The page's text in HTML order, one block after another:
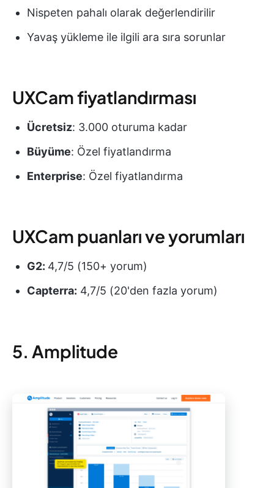
Nispeten pahalı olarak değerlendirilir
Yavaş yükleme ile ilgili ara sıra sorunlar
UXCam fiyatlandırması
Ücretsiz: 3.000 oturuma kadar
Büyüme: Özel fiyatlandırma
Enterprise: Özel fiyatlandırma
UXCam puanları ve yorumları
G2: 4,7/5 (150+ yorum)
Capterra: 4,7/5 (20'den fazla yorum)
5. Amplitude